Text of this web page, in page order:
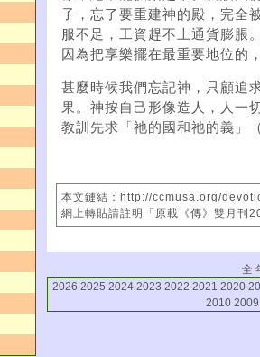
子，忘了要重建神的殿，完全
服不足，工資趕不上通貨膨脹
因為把享樂擺在最重要地位的
甚麼時候我們忘記神，只顧追
果。神按自己形像造人，人一
教訓先求「祂的國和祂的義」
本文鏈結：http://ccmusa.org/
網上轉貼請註明「原載《傳》雙月刊
全
2026 2025 2024 2023 2022 2021 2020
2010 2009